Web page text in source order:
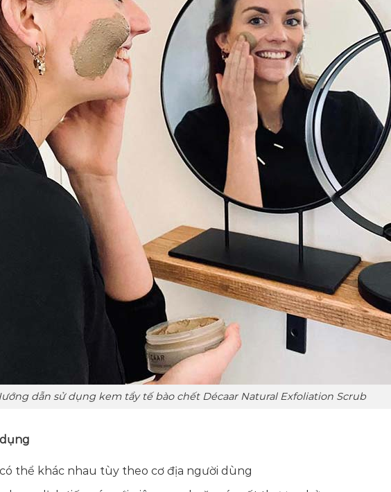
dẫn sử dụng kem tẩy tế bào chết Décaar Natural Exfoliation Scrub
thể khác nhau tùy theo cơ địa người dùng